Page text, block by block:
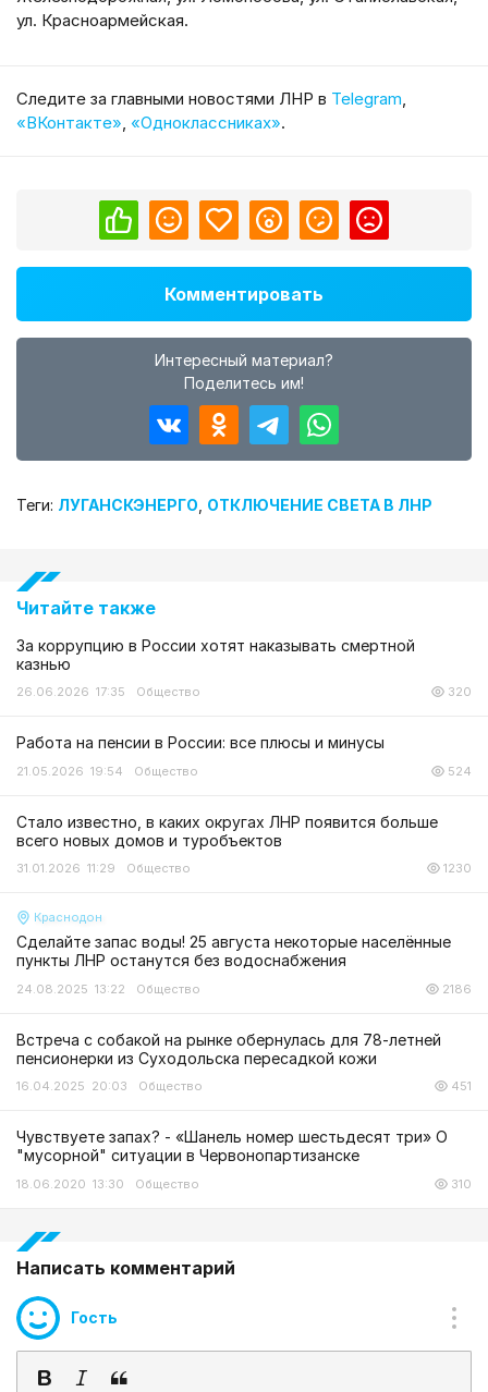
ул. Красноармейская.
Cледите за главными новостями ЛНР в Telegram,
«ВКонтакте», «Одноклассниках».
Комментировать
Интересный материал?
Поделитесь им!
Теги: ЛУГАНСКЭНЕРГО ОТКЛЮЧЕНИЕ СВЕТА В ЛНР
Читайте также
За коррупцию в России хотят наказывать смертной
казнью
26.06.2026 17:35 Общество 320
Работа на пенсии в России: все плюсы и минусы
21.05.2026 19:54 Общество 524
Стало известно, в каких округах ЛНР появится больше
всего новых домов и туробъектов
31.01.2026 11:29 Общество 1230
Краснодон
Сделайте запас воды! 25 августа некоторые населённые
пункты ЛНР останутся без водоснабжения
24.08.2025 13:22 Общество 2186
Встреча с собакой на рынке обернулась для 78-летней
пенсионерки из Суходольска пересадкой кожи
16.04.2025 20:03 Общество 451
Чувствуете запах? - «Шанель номер шестьдесят три» О
"мусорной" ситуации в Червонопартизанске
18.06.2020 13:30 Общество 310
Написать комментарий
Гость